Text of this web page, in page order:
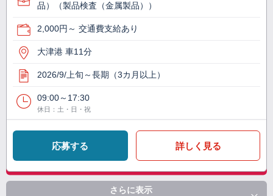
品）（製品検査（金属製品））
2,000円～ 交通費支給あり
大津港 車11分
2026/9/上旬～長期（3カ月以上）
09:00～17:30
休日：土・日・祝
応募する 詳しく見る
さらに表示